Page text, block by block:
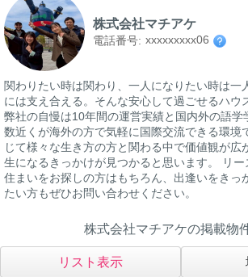
株式会社マチアケ
電話番号: xxxxxxxxx06
関わりたい時は関わり、一人になりたい時は一
には支え合える。そんな安心して過ごせるハウ
弊社の自慢は10年間の運営実績と国内外の語学
数近くが海外の方で気軽に国際交流できる環境
じて様々な生き方の方と関わる中で価値観が広
生になるきっかけが見つかると思います。 リ
住まいをお探しの方はもちろん、出逢いをきっ
たい方もぜひお問い合わせください。
株式会社マチアケの掲載物
リスト表示